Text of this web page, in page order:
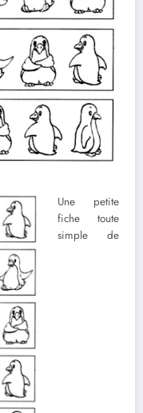
Une petite
fiche toute
simple de